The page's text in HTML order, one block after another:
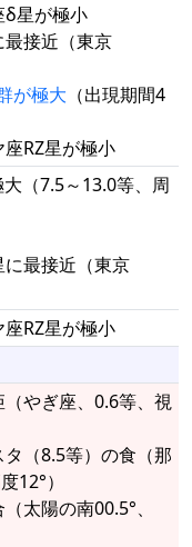
δ星が極小
接近（東京
が極大 （出現期間4
RZ星が極小
（7.5～13.0等、周
最接近（東京
RZ星が極小
やぎ座、0.6等、視
（8.5等）の食（那
12°）
太陽の南00.5°、